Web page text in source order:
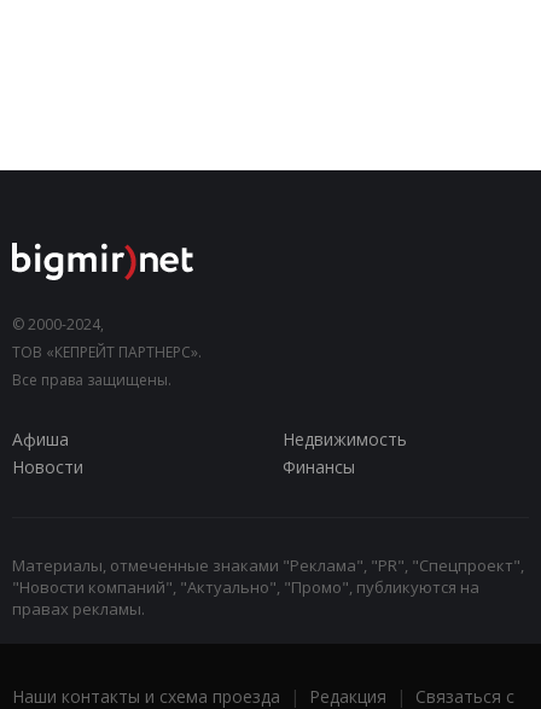
© 2000-2024,
ТОВ «КЕПРЕЙТ ПАРТНЕРС».
Все права защищены.
Афиша
Недвижимость
Новости
Финансы
Материалы, отмеченные знаками "Реклама", "PR", "Спецпроект",
"Новости компаний", "Актуально", "Промо", публикуются на
правах рекламы.
Наши контакты и схема проезда | Редакция | Связаться с